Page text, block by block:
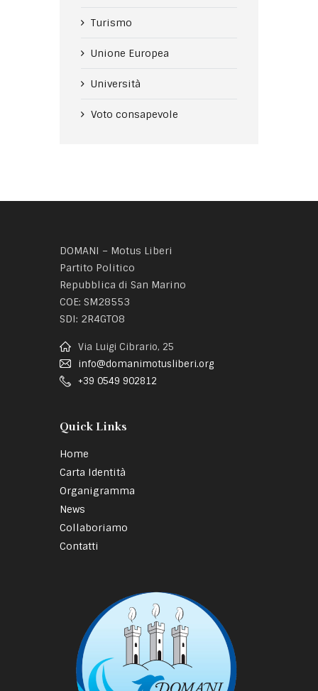
Turismo
Unione Europea
Università
Voto consapevole
DOMANI – Motus Liberi
Partito Politico
Repubblica di San Marino
COE: SM28553
SDI: 2R4GTO8
Via Luigi Cibrario, 25
info@domanimotusliberi.org
+39 0549 902812
Quick Links
Home
Carta Identità
Organigramma
News
Collaboriamo
Contatti